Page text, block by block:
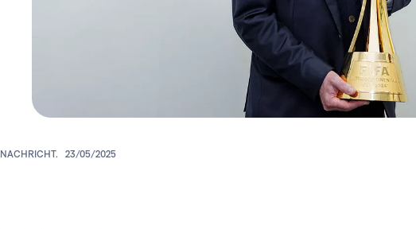
NACHRICHT. 23/05/2025